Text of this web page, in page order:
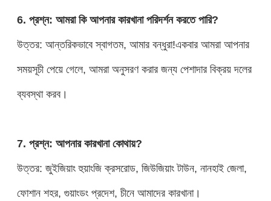
6. প্রশ্ন: আমরা কি আপনার কারখানা পরিদর্শন করতে পারি?
উত্তর: আন্তরিকভাবে স্বাগতম, আমার বন্ধুরা!একবার আমরা আপনার
সময়সূচী পেয়ে গেলে, আমরা অনুসরণ করার জন্য পেশাদার বিক্রয় দলের
ব্যবস্থা করব।
7. প্রশ্ন: আপনার কারখানা কোথায়?
উত্তর: জুইজিয়াং হুয়াংজি ক্রসরোড, জিউজিয়াং টাউন, নানহাই জেলা,
ফোশান শহর, গুয়াংডং প্রদেশ, চীনে আমাদের কারখানা।